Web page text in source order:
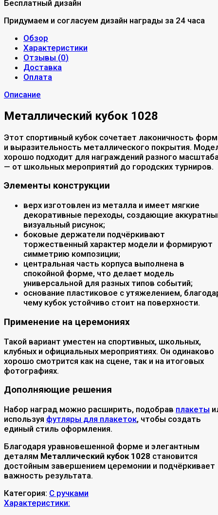
Бесплатный дизайн
Придумаем и согласуем дизайн награды за 24 часа
Обзор
Характеристики
Отзывы (0)
Доставка
Оплата
Описание
Металлический кубок 1028
Этот спортивный кубок сочетает лаконичность
и выразительность металлического покрытия.
хорошо подходит для награждений разного
— от школьных мероприятий до городских турниров.
Элементы конструкции
верх изготовлен из металла и имеет мягкие
декоративные переходы, создающие
визуальный рисунок;
боковые держатели подчёркивают
торжественный характер модели и формируют
симметрию композиции;
центральная часть корпуса выполнена в
спокойной форме, что делает модель
универсальной для разных типов событий;
основание пластиковое с утяжелением,
чему кубок устойчиво стоит на поверхности.
Применение на церемониях
Такой вариант уместен на спортивных, школьных,
клубных и официальных мероприятиях. Он одинаково
хорошо смотрится как на сцене, так и на итоговых
фотографиях.
Дополняющие решения
Набор наград можно расширить, подобрав плакеты
используя футляры для плакеток, чтобы создать
единый стиль оформления.
Благодаря уравновешенной форме и элегантным
деталям Металлический кубок 1028 становится
достойным завершением церемонии и подчёркивает
важность результата.
Категория: С ручками
Характеристики: